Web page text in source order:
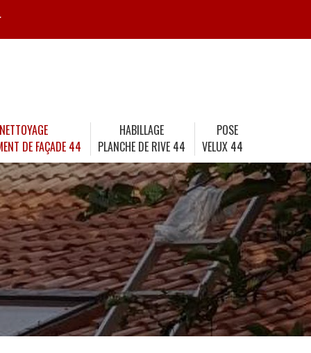
DE FAÇADE 44
HABILLAGE
PLANCHE DE RIVE 44
POSE
VELUX 44